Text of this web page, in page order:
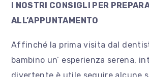
I NOSTRI CONSIGLI PER
ALL’APPUNTAMENTO
Affinché la prima visita dal
bambino un’ esperienza serena,